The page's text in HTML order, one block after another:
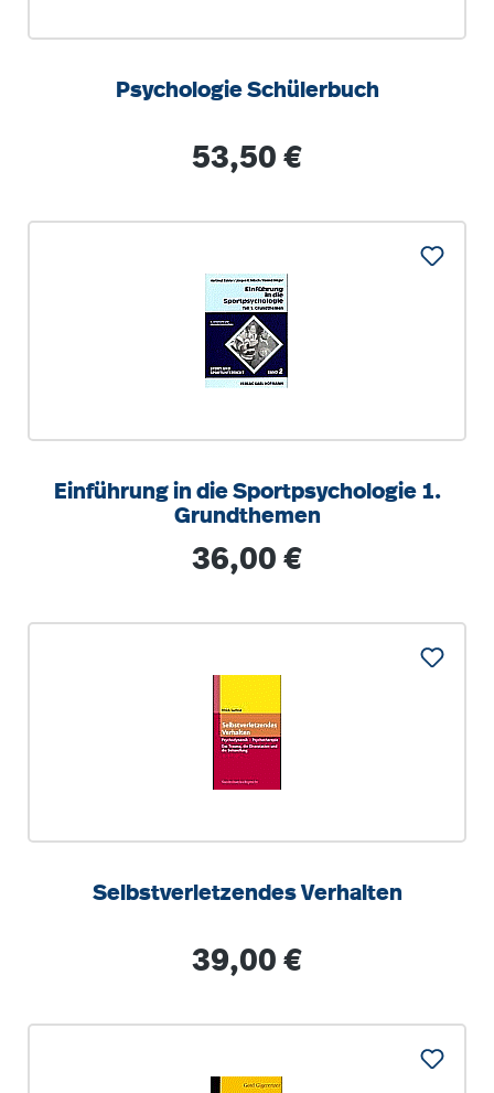
Psychologie Schülerbuch
Regulärer Preis:
53,50 €
Einführung in die Sportpsychologie 1.
Grundthemen
Regulärer Preis:
36,00 €
Selbstverletzendes Verhalten
Regulärer Preis:
39,00 €